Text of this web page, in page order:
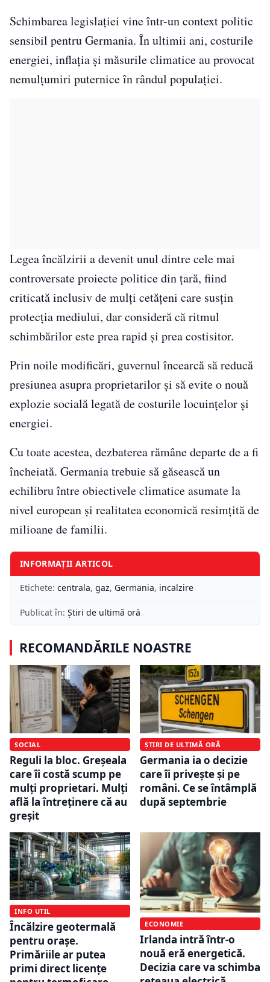
Schimbarea legislației vine într-un context politic
sensibil pentru Germania. În ultimii ani, costurile
energiei, inflația și măsurile climatice au provocat
nemulțumiri puternice în rândul populației.
Legea încălzirii a devenit unul dintre cele mai
controversate proiecte politice din țară, fiind
criticată inclusiv de mulți cetățeni care susțin
protecția mediului, dar consideră că ritmul
schimbărilor este prea rapid și prea costisitor.
Prin noile modificări, guvernul încearcă să reducă
presiunea asupra proprietarilor și să evite o nouă
explozie socială legată de costurile locuințelor și
energiei.
Cu toate acestea, dezbaterea rămâne departe de a fi
încheiată. Germania trebuie să găsească un
echilibru între obiectivele climatice asumate la
nivel european și realitatea economică resimțită de
milioane de familii.
INFORMAȚII ARTICOL
Etichete: centrala, gaz, Germania, incalzire
Publicat în: Știri de ultimă oră
RECOMANDĂRILE NOASTRE
SOCIAL
Reguli la bloc. Greșeala
care îi costă scump pe
mulți proprietari. Mulți
află la întreținere că au
greșit
ȘTIRI DE ULTIMĂ ORĂ
Germania ia o decizie
care îi privește și pe
români. Ce se întâmplă
după septembrie
INFO UTIL
Încălzire geotermală
pentru orașe.
Primăriile ar putea
primi direct licențe
ECONOMIE
Irlanda intră într-o
nouă eră energetică.
Decizia care va schimba